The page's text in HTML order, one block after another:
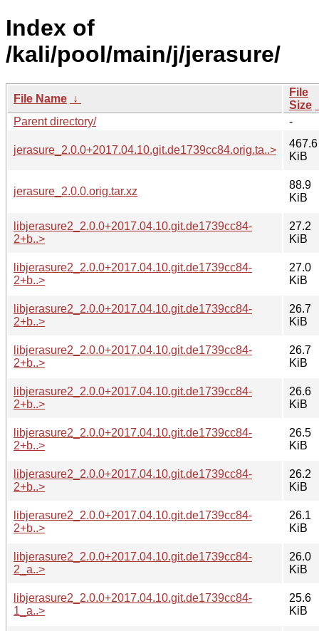
Index of
/kali/pool/main/j/jerasure/
File Name ↓
File
Size
Parent directory/
-
jerasure_2.0.0+2017.04.10.git.de1739cc84.orig.ta..>
467.6
KiB
jerasure_2.0.0.orig.tar.xz
88.9
KiB
libjerasure2_2.0.0+2017.04.10.git.de1739cc84-
2+b..>
27.2
KiB
libjerasure2_2.0.0+2017.04.10.git.de1739cc84-
2+b..>
27.0
KiB
libjerasure2_2.0.0+2017.04.10.git.de1739cc84-
2+b..>
26.7
KiB
libjerasure2_2.0.0+2017.04.10.git.de1739cc84-
2+b..>
26.7
KiB
libjerasure2_2.0.0+2017.04.10.git.de1739cc84-
2+b..>
26.6
KiB
libjerasure2_2.0.0+2017.04.10.git.de1739cc84-
2+b..>
26.5
KiB
libjerasure2_2.0.0+2017.04.10.git.de1739cc84-
2+b..>
26.2
KiB
libjerasure2_2.0.0+2017.04.10.git.de1739cc84-
2+b..>
26.1
KiB
libjerasure2_2.0.0+2017.04.10.git.de1739cc84-
2_a..>
26.0
KiB
libjerasure2_2.0.0+2017.04.10.git.de1739cc84-
1_a..>
25.6
KiB